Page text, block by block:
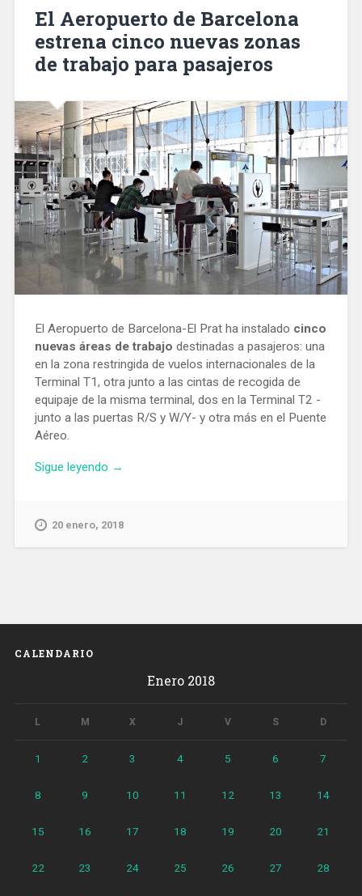
unir
el
tranvía
por
Diagonal»
El Aeropuerto de Barcelona
estrena cinco nuevas zonas
de trabajo para pasajeros
El Aeropuerto de Barcelona-El Prat ha instalado cinco
nuevas áreas de trabajo destinadas a pasajeros: una
en la zona restringida de vuelos internacionales de la
Terminal T1, otra junto a las cintas de recogida de
equipaje de la misma terminal, dos en la Terminal T2 -
junto a las puertas R/S y W/Y- y otra más en el Puente
Aéreo.
Sigue leyendo «El
Barcelona
trabajo
→
20 enero, 2018
CALENDARIO
Enero 2018
L M X J V S D
1 2 3 4 5 6 7
8 9 10 11 12 13 14
15 16 17 18 19 20 21
22 23 24 25 26 27 28